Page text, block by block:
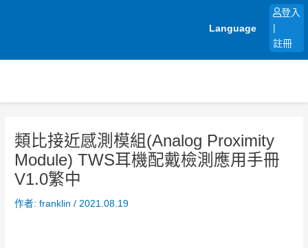
Language
登入
註冊
類比接近感測模組(Analog Proximity
Module) TWS耳機配戴檢測應用手冊
V1.0繁中
作者:franklin/ 2021.08.19